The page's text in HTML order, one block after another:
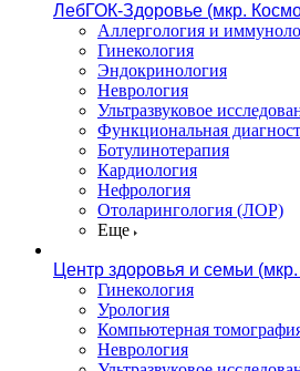
ЛебГОК-Здоровье (мкр.
Аллергология и
Гинекология
Эндокринология
Неврология
Ультразвуковое
Функциональная
Ботулинотерапия
Кардиология
Нефрология
Отоларингология (ЛОР)
Еще
Центр здоровья и семьи
Гинекология
Урология
Компьютерная
Неврология